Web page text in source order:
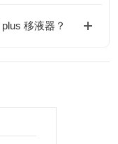
移液器？